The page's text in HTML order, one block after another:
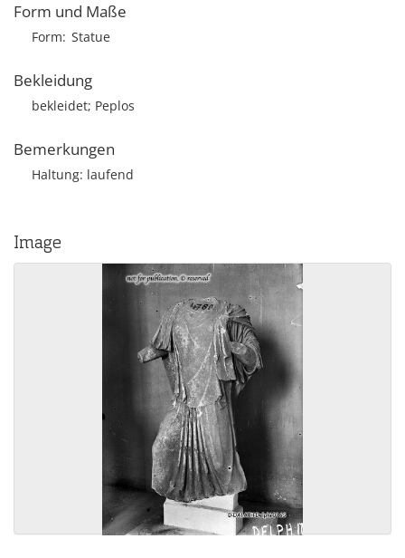
Form und Maße
Form Statue
Bekleidung
bekleidet; Peplos
Bemerkungen
Haltung: laufend
Image